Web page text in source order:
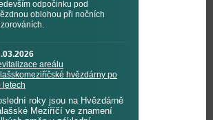
odpočinku pod
oblohou při nočních
areálu
hvězdárny po
letech
roky jsou na Hvězdárně
Meziříčí ve znamení